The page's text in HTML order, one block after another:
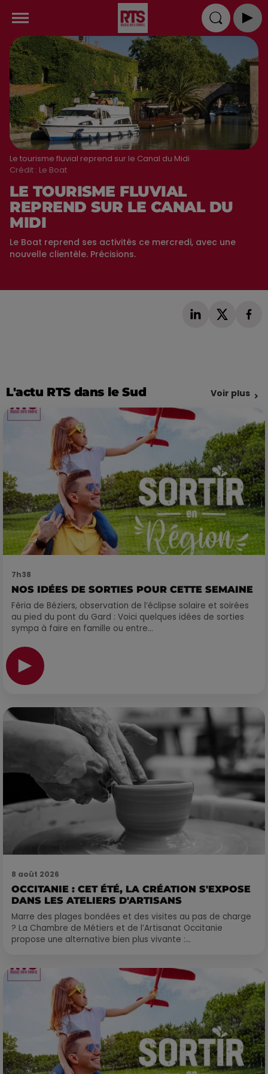
Le tourisme fluvial reprend sur le Canal du Midi
Crédit : Le Boat
LE TOURISME FLUVIAL
REPREND SUR LE CANAL DU
MIDI
Le Boat reprend ses activités ce mercredi, avec une
nouvelle clientèle. Précisions.
L'actu RTS dans le Sud Voir plus
7h38
NOS IDÉES DE SORTIES POUR CETTE SEMAINE
Féria de Béziers, observation de l’éclipse solaire et soirées
au pied du pont du Gard : Voici quelques idées de sorties
sympa à faire en famille ou entre...
8 août 2026
OCCITANIE : CET ÉTÉ, LA CRÉATION S'EXPOSE
DANS LES ATELIERS D'ARTISANS
Marre des plages bondées et des visites au pas de charge
? La Chambre de Métiers et de l’Artisanat Occitanie
propose une alternative bien plus vivante :...